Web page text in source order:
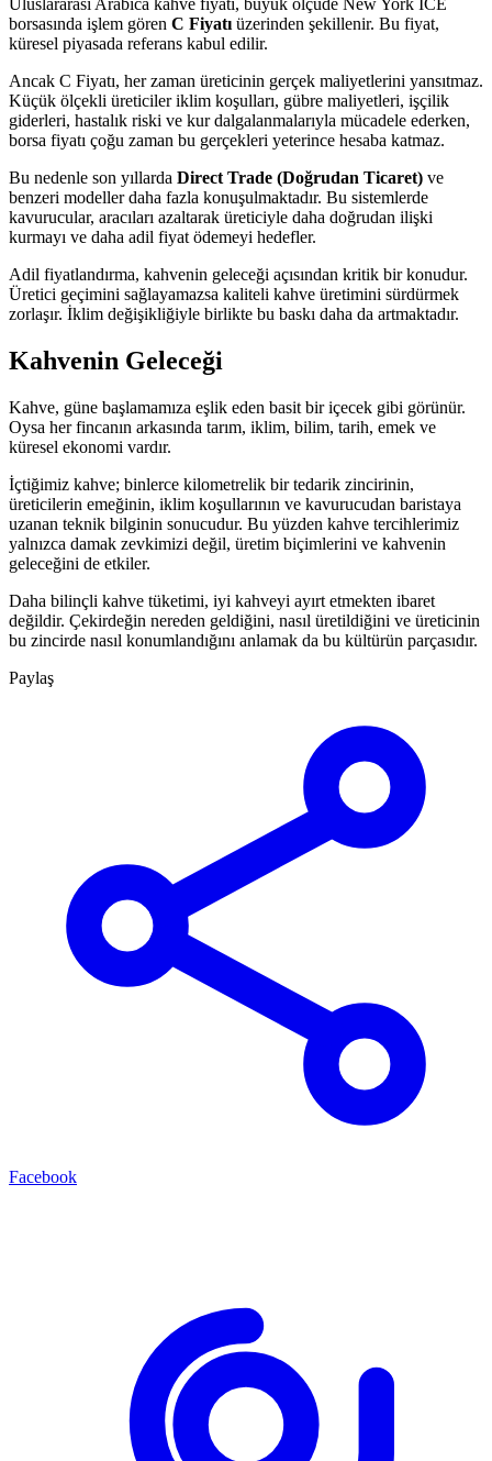
Uluslararası Arabica kahve fiyatı, büyük ölçüde New York ICE
borsasında işlem gören C Fiyatıüzerinden şekillenir. Bu fiyat,
küresel piyasada referans kabul edilir.
Ancak C Fiyatı, her zaman üreticinin gerçek maliyetlerini yansıtmaz.
Küçük ölçekli üreticiler iklim koşulları, gübre maliyetleri, işçilik
giderleri, hastalık riski ve kur dalgalanmalarıyla mücadele ederken,
borsa fiyatı çoğu zaman bu gerçekleri yeterince hesaba katmaz.
Bu nedenle son yıllarda Direct Trade (Doğrudan Ticaret) ve
benzeri modeller daha fazla konuşulmaktadır. Bu sistemlerde
kavurucular, aracıları azaltarak üreticiyle daha doğrudan ilişki
kurmayı ve daha adil fiyat ödemeyi hedefler.
Adil fiyatlandırma, kahvenin geleceği açısından kritik bir konudur.
Üretici geçimini sağlayamazsa kaliteli kahve üretimini sürdürmek
zorlaşır. İklim değişikliğiyle birlikte bu baskı daha da artmaktadır.
Kahvenin Geleceği
Kahve, güne başlamamıza eşlik eden basit bir içecek gibi görünür.
Oysa her fincanın arkasında tarım, iklim, bilim, tarih, emek ve
küresel ekonomi vardır.
İçtiğimiz kahve; binlerce kilometrelik bir tedarik zincirinin,
üreticilerin emeğinin, iklim koşullarının ve kavurucudan baristaya
uzanan teknik bilginin sonucudur. Bu yüzden kahve tercihlerimiz
yalnızca damak zevkimizi değil, üretim biçimlerini ve kahvenin
geleceğini de etkiler.
Daha bilinçli kahve tüketimi, iyi kahveyi ayırt etmekten ibaret
değildir. Çekirdeğin nereden geldiğini, nasıl üretildiğini ve üreticinin
bu zincirde nasıl konumlandığını anlamak da bu kültürün parçasıdır.
Paylaş
Facebook